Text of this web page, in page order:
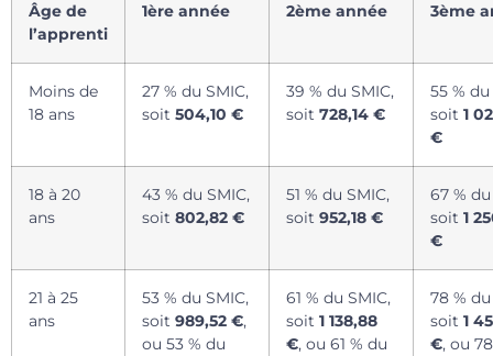
Âge de
l’apprenti
1ère année 2ème année 3ème
Moins de
18 ans
27 % du SMIC,
soit 504,10 €
39 % du SMIC,
soit 728,14 €
55 % du
soit 1
€
18 à 20
ans
43 % du SMIC,
soit 802,82 €
51 % du SMIC,
soit 952,18 €
67 %
soit 1
€
21 à 25
ans
53 % du SMIC,
soit 989,52 €,
ou 53 % du
61 % du SMIC,
soit 1 138,88
€, ou 61 % du
78 %
soit 1
€, ou